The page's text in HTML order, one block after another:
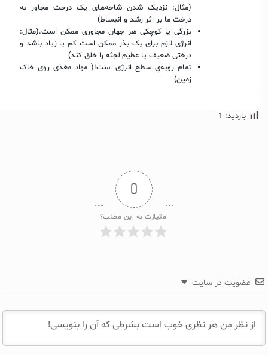
(مثال: نزدیک شدن شاخه‌های یک درخت مجاور به
درخت ما بر اثر رشد و انبساط)
بزرگی یا کوچکی هر جهان مجاوری ممکن است.(مثال:
انرژی لازم برای یک بذر ممکن است کم یا زیاد باشد و
درختی ضعیف یا عظیم‌الجثه را خلق کند)
تمام رویه‌ي سطح انرژی است!( مواد مغذی روی خاک
زمین)
بازدید: 1
0
امتیازت به این مطلب؟
عضویت در سایت